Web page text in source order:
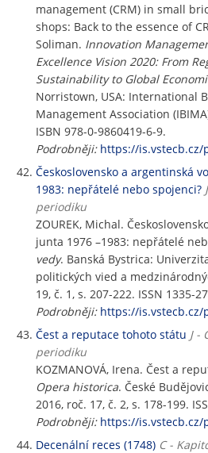
management (CRM) in small
shops: Back to the essence of
Soliman. Innovation
Excellence Vision 2020: From
Sustainability to Global
Norristown, USA: International
Management Association
ISBN 978-0-9860419-6-9.
Podrobněji: https://is.vstecb.cz/
Československo a argentinská
1983: nepřátelé nebo spojenci?
periodiku
ZOUREK, Michal.
junta 1976 –1983: nepřátelé
vedy. Banská Bystrica:
politických vied a
19, č. 1, s. 207-222. ISSN 1335-
Podrobněji: https://is.vstecb.cz/
Čest a reputace tohoto státu J -
periodiku
KOZMANOVÁ, Irena. Čest a
Opera historica. České
2016, roč. 17, č. 2, s. 178-199.
Podrobněji: https://is.vstecb.cz/
Decenální reces (1748) C -